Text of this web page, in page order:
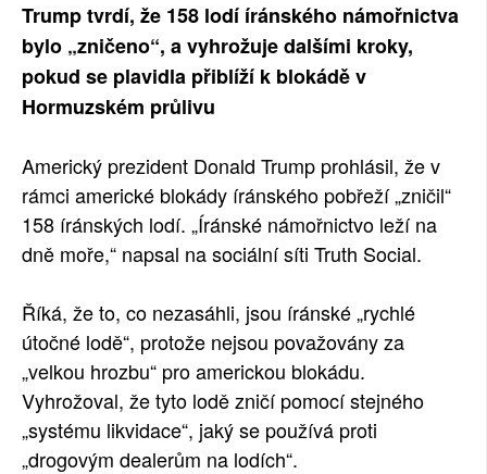
Trump tvrdí, že 158 lodí íránského námořnictva
bylo „zničeno“, a vyhrožuje dalšími kroky,
pokud se plavidla přiblíží k blokádě v
Hormuzském průlivu
Americký prezident Donald Trump prohlásil, že v
rámci americké blokády íránského pobřeží „zničil“
158 íránských lodí. „Íránské námořnictvo leží na
dně moře,“ napsal na sociální síti Truth Social.
Říká, že to, co nezasáhli, jsou íránské „rychlé
útočné lodě“, protože nejsou považovány za
„velkou hrozbu“ pro americkou blokádu.
Vyhrožoval, že tyto lodě zničí pomocí stejného
„systému likvidace“, jaký se používá proti
„drogovým dealerům na lodích“.